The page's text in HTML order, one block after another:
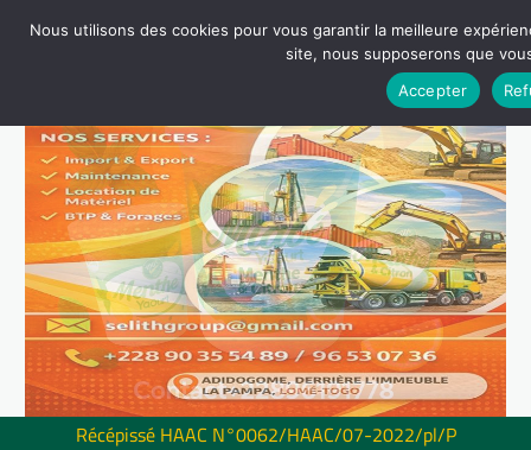
Récépissé HAAC N°0062/HAAC/07-2022/pl/P
Nous utilisons des cookies pour vous garantir la meilleure
site, nous supposerons que
Accepter